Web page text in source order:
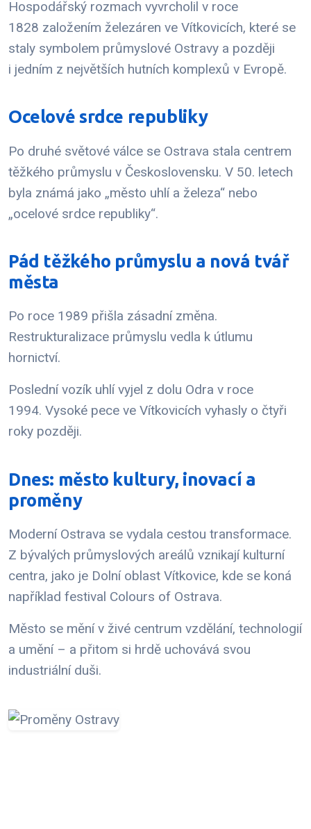
Hospodářský rozmach vyvrcholil v roce
1828 založením železáren ve Vítkovicích, které se
staly symbolem průmyslové Ostravy a později
i jedním z největších hutních komplexů v Evropě.
Ocelové srdce republiky
Po druhé světové válce se Ostrava stala centrem
těžkého průmyslu v Československu. V 50. letech
byla známá jako „město uhlí a železa“ nebo
„ocelové srdce republiky“.
Pád těžkého průmyslu a nová tvář
města
Po roce 1989 přišla zásadní změna.
Restrukturalizace průmyslu vedla k útlumu
hornictví.
Poslední vozík uhlí vyjel z dolu Odra v roce
1994. Vysoké pece ve Vítkovicích vyhasly o čtyři
roky později.
Dnes: město kultury, inovací a
proměny
Moderní Ostrava se vydala cestou transformace.
Z bývalých průmyslových areálů vznikají kulturní
centra, jako je Dolní oblast Vítkovice, kde se koná
například festival Colours of Ostrava.
Město se mění v živé centrum vzdělání, technologií
a umění – a přitom si hrdě uchovává svou
industriální duši.